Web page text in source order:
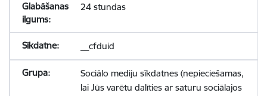
24 stundas
__cfduid
Sociālo mediju sīkdatnes (nepieciešamas,
lai Jūs varētu dalīties ar saturu sociālajos